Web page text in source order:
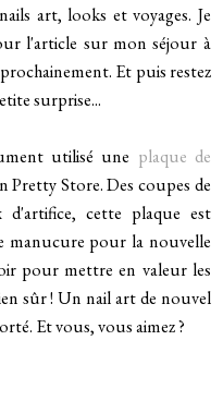
art, looks et voyages. Je
l'article sur mon séjour à
Et puis restez
surprise...
utilisé une plaque de
Pretty Store. Des coupes de
d'artifice, cette plaque est
manucure pour la nouvelle
pour mettre en valeur les
sûr ! Un nail art de nouvel
Et vous, vous aimez ?